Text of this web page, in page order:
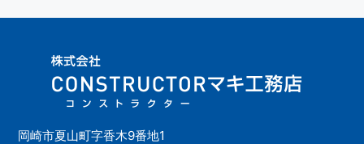
岡崎市夏山町字香木9番地1